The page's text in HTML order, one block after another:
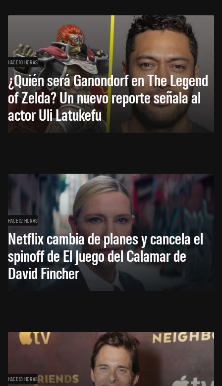
HACE 10 HORAS
¿Quién será Ganondorf en The Legend
of Zelda? Un nuevo reporte señala al
actor Uli Latukefu
HACE 12 HORAS
Netflix cambia de planes y cancela el
spinoff de El Juego del Calamar de
David Fincher
HACE 13 HORAS